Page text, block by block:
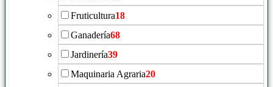
Fruticultura18
Ganadería68
Jardinería39
Maquinaria Agraria20